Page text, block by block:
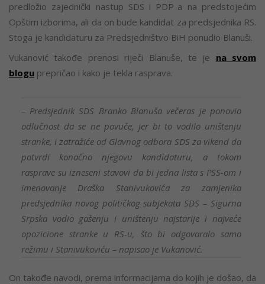
predložio zajednički nastup SDS i PDP-a na predstojećim
Opštim izborima, ali da on bude kandidat za predsjednika RS.
Stoga je kandidaturu za Predsjedništvo BiH ponudio Blanuši.
Vukanović takođe prenosi riječi Blanuše, te je na svom
blogu prepričao i kako je tekla rasprava.
– Predsjednik SDS Branko Blanuša večeras je ponovio
odlučnost da se ne povuče, jer bi to vodilo uništenju
stranke, i zatražiće od Glavnog odbora SDS za vikend da
potvrdi konačno njegovu kandidaturu, a tokom
rasprave su izneseni stavovi da bi jedna lista s PSS-om i
imenovanje Draška Stanivukovića za zamjenika
predsjednika novog političkog subjekata SDS – Sigurna
Srpska vodio gašenju i uništenju najstarije i najveće
opozicione stranke u RS-u, što bi odgovaralo samo
režimu i Stanivukoviću – napisao je Vukanović.
On takođe navodi, prema informacijama do kojih je došao, da